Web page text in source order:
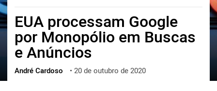
한국어
العربية
ไทย
ქართული
EUA processam Google
por Monopólio em Buscas
e Anúncios
André Cardoso • 20 de outubro de 2020